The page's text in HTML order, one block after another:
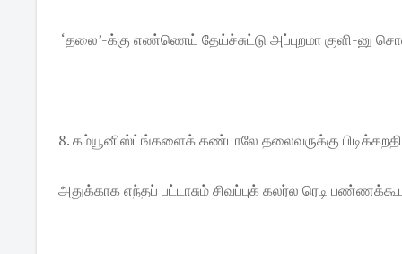
‘தலை’-க்கு எண்ணெய் தேய்ச்சுட்டு அப்புறமா குளி-னு
8. கம்யூனிஸ்ட்ங்களைக் கண்டாலே தலைவருக்கு
அதுக்காக எந்தப் பட்டாசும் சிவப்புக் கலர்ல ரெடி